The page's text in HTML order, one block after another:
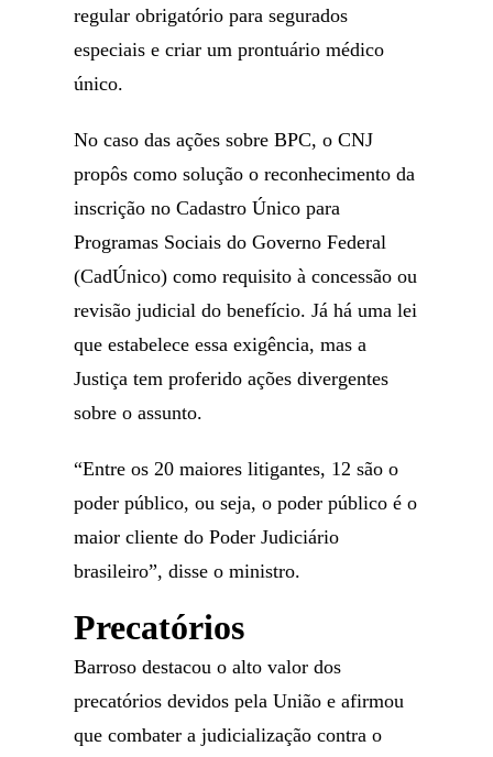
regular obrigatório para segurados
especiais e criar um prontuário médico
único.
No caso das ações sobre BPC, o CNJ
propôs como solução o reconhecimento da
inscrição no Cadastro Único para
Programas Sociais do Governo Federal
(CadÚnico) como requisito à concessão ou
revisão judicial do benefício. Já há uma lei
que estabelece essa exigência, mas a
Justiça tem proferido ações divergentes
sobre o assunto.
“Entre os 20 maiores litigantes, 12 são o
poder público, ou seja, o poder público é o
maior cliente do Poder Judiciário
brasileiro”, disse o ministro.
Precatórios
Barroso destacou o alto valor dos
precatórios devidos pela União e afirmou
que combater a judicialização contra o